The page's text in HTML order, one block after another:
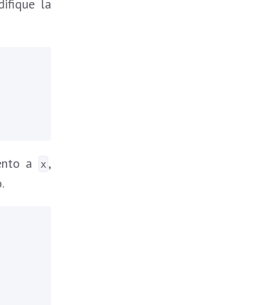
la
a x ,